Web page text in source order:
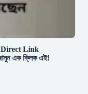
Direct Link
এক ক্লিক এই!